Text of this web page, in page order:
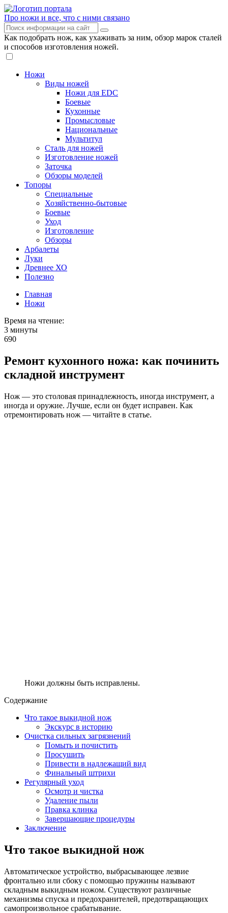
Про ножи и все, что с ними связано
Как подобрать нож, как ухаживать за ним, обзор марок сталей
и способов изготовления ножей.
Ножи
Виды ножей
Ножи для EDC
Боевые
Кухонные
Промысловые
Национальные
Мультитул
Сталь для ножей
Изготовление ножей
Заточка
Обзоры моделей
Топоры
Специальные
Хозяйственно-бытовые
Боевые
Уход
Изготовление
Обзоры
Арбалеты
Луки
Древнее ХО
Полезно
Главная
Ножи
Время на чтение:
3 минуты
690
Ремонт кухонного ножа: как починить
складной инструмент
Нож — это столовая принадлежность, иногда инструмент, а
иногда и оружие. Лучше, если он будет исправен. Как
отремонтировать нож — читайте в статье.
Ножи должны быть исправлены.
Содержание
Что такое выкидной нож
Экскурс в историю
Очистка сильных загрязнений
Помыть и почистить
Просушить
Привести в надлежащий вид
Финальный штрихи
Регулярный уход
Осмотр и чистка
Удаление пыли
Правка клинка
Завершающие процедуры
Заключение
Что такое выкидной нож
Автоматическое устройство, выбрасывающее лезвие
фронтально или сбоку с помощью пружины называют
складным выкидным ножом. Существуют различные
механизмы спуска и предохранителей, предотвращающих
самопроизвольное срабатывание.